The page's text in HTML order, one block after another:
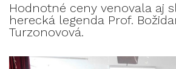
Hodnotné ceny venovala aj
herecká legenda Prof.
Turzonovová.